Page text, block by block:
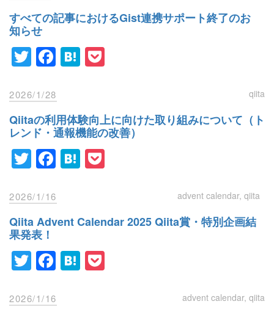
すべての記事におけるGist連携サポート終了のお
知らせ
Twitter
Facebook
Hatena
2026/1/28 qiita
Qiitaの利用体験向上に向けた取り組みについて（ト
レンド・通報機能の改善）
Twitter
Facebook
Hatena
2026/1/16 advent calendar qiita
Qiita Advent Calendar 2025 Qiita賞・特別企画結
果発表！
Twitter
Facebook
Hatena
2026/1/16 advent calendar qiita